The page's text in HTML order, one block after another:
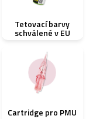
Tetovací barvy
schválené v EU
Cartridge pro PMU